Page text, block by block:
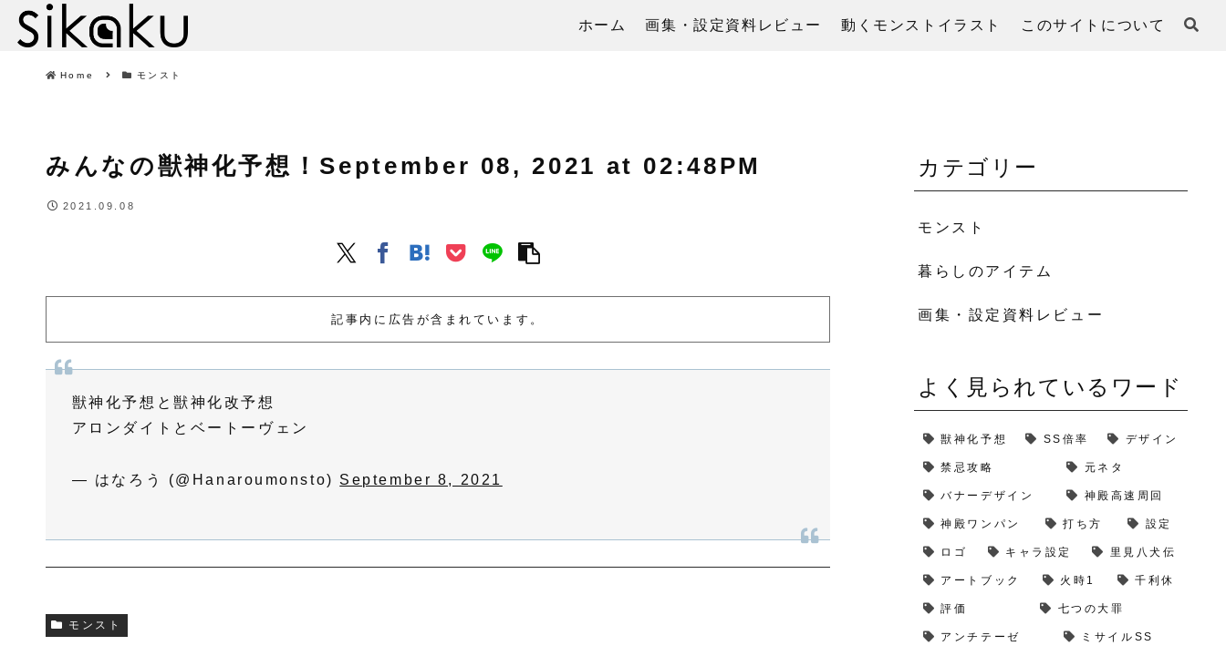
ホーム 画集・設定資料レビュー 動くモンストイラスト このサイトについて
Home モンスト
みんなの獣神化予想！September 08, 2021 at 02:48PM
2021.09.08
記事内に広告が含まれています。
獣神化予想と獣神化改予想
アロンダイトとベートーヴェン
— はなろう (@Hanaroumonsto) September 8, 2021
モンスト
カテゴリー
モンスト
暮らしのアイテム
画集・設定資料レビュー
よく見られているワード
獣神化予想 SS倍率 デザイン
禁忌攻略 元ネタ
バナーデザイン 神殿高速周回
神殿ワンパン 打ち方 設定
ロゴ キャラ設定 里見八犬伝
アートブック 火時1 千利休
評価 七つの大罪
アンチテーゼ ミサイルSS